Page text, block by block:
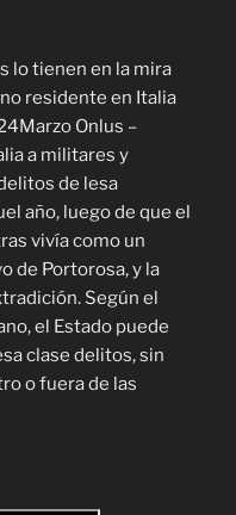
lo tienen en la mira
residente en Italia
Onlus –
a militares y
de lesa
año, luego de que el
vivía como un
de Portorosa, y la
Según el
el Estado puede
clase delitos, sin
o fuera de las